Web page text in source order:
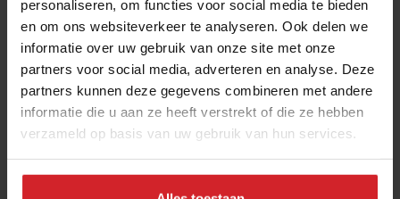
personaliseren, om functies voor social media te bieden
en om ons websiteverkeer te analyseren. Ook delen we
informatie over uw gebruik van onze site met onze
partners voor social media, adverteren en analyse. Deze
partners kunnen deze gegevens combineren met andere
informatie die u aan ze heeft verstrekt of die ze hebben
verzameld op basis van uw gebruik van hun services.
Nieuw: the Multisensory Edition